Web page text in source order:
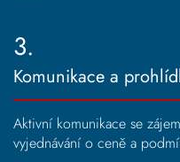
3.
Komunikace a
Aktivní komunikace se
vyjednávání o ceně a